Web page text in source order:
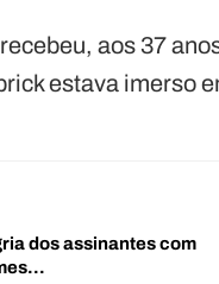
aos 37
estava imerso
dos assinantes com